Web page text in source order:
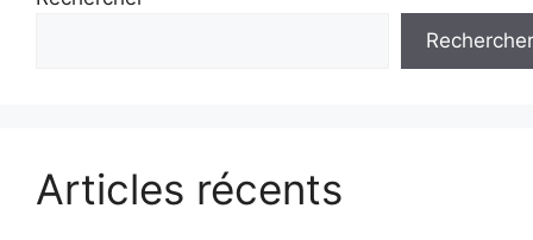
Rechercher
Articles récents